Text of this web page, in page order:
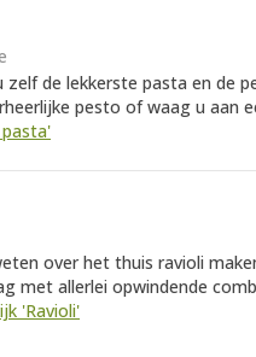
de lekkerste pasta en de
pesto of waag u aan
over het thuis ravioli
met allerlei opwindende
'Ravioli'